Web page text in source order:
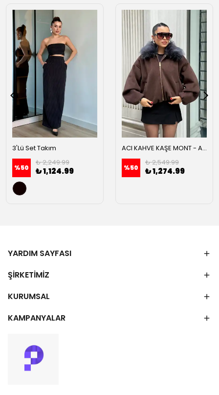
3'Lü Set Takım
%50
₺ 2,249.99
₺ 1,124.99
ACI KAHVE KAŞE MONT - Acı kahve
%50
₺ 2,549.99
₺ 1,274.99
YARDIM SAYFASI
ŞİRKETİMİZ
KURUMSAL
KAMPANYALAR